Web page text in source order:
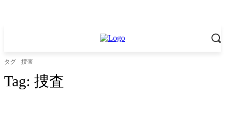
タグ 捜査
Tag: 捜査